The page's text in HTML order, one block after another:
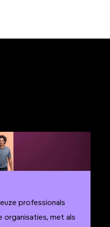
professionals
met als